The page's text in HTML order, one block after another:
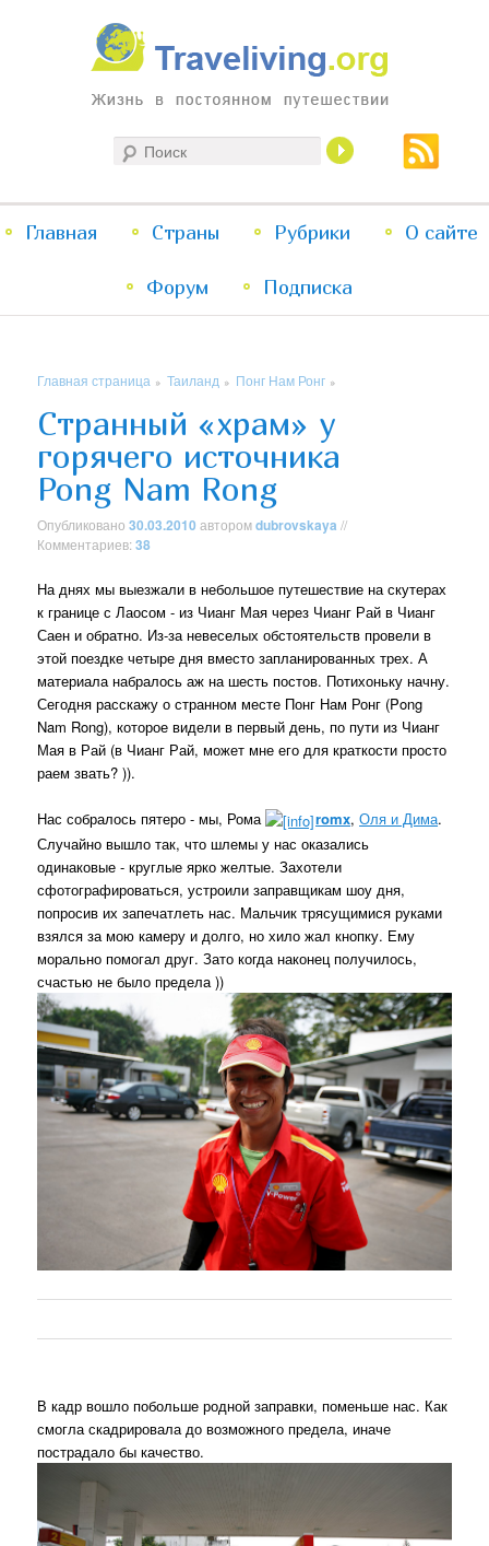
Traveliving
Жизнь в постоянном путешествии
меню
Перейти
к
Перейти
к
Главная Страны Рубрики О сайте
Форум Подписка
Главная страница »Таиланд » Понг Нам Ронг »
Странный «храм» у
горячего источника
Pong Nam Rong
Опубликовано30.03.2010 авторомdubrovskaya //
Комментариев:38
На днях мы выезжали в небольшое путешествие на скутерах
к границе с Лаосом - из Чианг Мая через Чианг Рай в Чианг
Саен и обратно. Из-за невеселых обстоятельств провели в
этой поездке четыре дня вместо запланированных трех. А
материала набралось аж на шесть постов. Потихоньку начну.
Сегодня расскажу о странном месте Понг Нам Ронг (Pong
Nam Rong), которое видели в первый день, по пути из Чианг
Мая в Рай (в Чианг Рай, может мне его для краткости просто
раем звать? )).
Нас собралось пятеро - мы, Рома romx,Оля и Дима.
Случайно вышло так, что шлемы у нас оказались
одинаковые - круглые ярко желтые. Захотели
сфотографироваться, устроили заправщикам шоу дня,
попросив их запечатлеть нас. Мальчик трясущимися руками
взялся за мою камеру и долго, но хило жал кнопку. Ему
морально помогал друг. Зато когда наконец получилось,
счастью не было предела ))
В кадр вошло побольше родной заправки, поменьше нас. Как
смогла скадрировала до возможного предела, иначе
пострадало бы качество.